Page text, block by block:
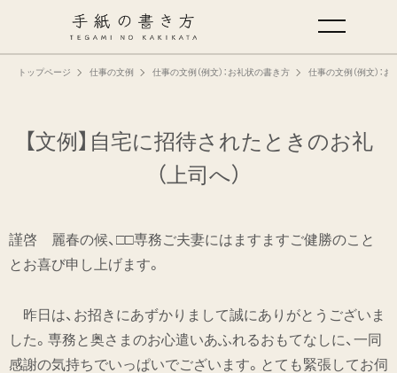
トップページ 仕事の文例 仕事の文例（例文）：お礼状の書き方 仕事の文例（例文）：お
【文例】自宅に招待されたときのお礼
（上司へ）
謹啓 麗春の候、□□専務ご夫妻にはますますご健勝のこと
とお喜び申し上げます。
昨日は、お招きにあずかりまして誠にありがとうございま
した。専務と奥さまのお心遣いあふれるおもてなしに、一同
感謝の気持ちでいっぱいでございます。とても緊張してお伺
手紙の基本
仕事の手紙の書き方
仕事の文例
ミドリオフィシャルサイト